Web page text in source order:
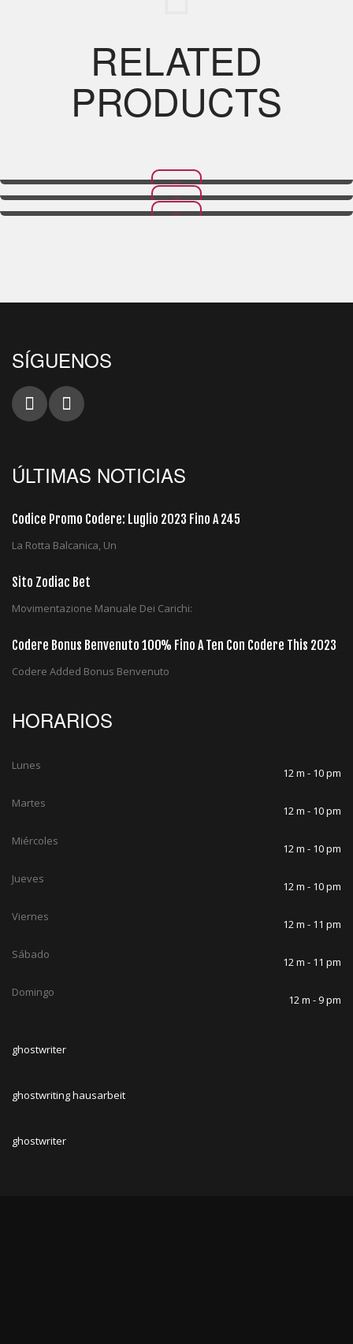
RELATED
PRODUCTS
Shish Kebab
SÍGUENOS
ÚLTIMAS NOTICIAS
Codice Promo Codere: Luglio 2023 Fino A 245
La Rotta Balcanica, Un
Sito Zodiac Bet
Movimentazione Manuale Dei Carichi:
Codere Bonus Benvenuto 100% Fino A Ten Con Codere This 2023
Codere Added Bonus Benvenuto
HORARIOS
Lunes
12 m - 10 pm
Martes
12 m - 10 pm
Miércoles
12 m - 10 pm
Jueves
12 m - 10 pm
Viernes
12 m - 11 pm
Sábado
12 m - 11 pm
Domingo
12 m - 9 pm
ghostwriter
ghostwriting hausarbeit
ghostwriter